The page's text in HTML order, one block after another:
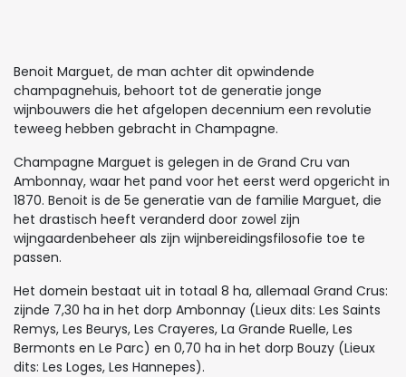
Benoit Marguet, de man achter dit opwindende
champagnehuis, behoort tot de generatie jonge
wijnbouwers die het afgelopen decennium een revolutie
teweeg hebben gebracht in Champagne.
Champagne Marguet is gelegen in de Grand Cru van
Ambonnay, waar het pand voor het eerst werd opgericht in
1870. Benoit is de 5e generatie van de familie Marguet, die
het drastisch heeft veranderd door zowel zijn
wijngaardenbeheer als zijn wijnbereidingsfilosofie toe te
passen.
Het domein bestaat uit in totaal 8 ha, allemaal Grand Crus:
zijnde 7,30 ha in het dorp Ambonnay (Lieux dits: Les Saints
Remys, Les Beurys, Les Crayeres, La Grande Ruelle, Les
Bermonts en Le Parc) en 0,70 ha in het dorp Bouzy (Lieux
dits: Les Loges, Les Hannepes).